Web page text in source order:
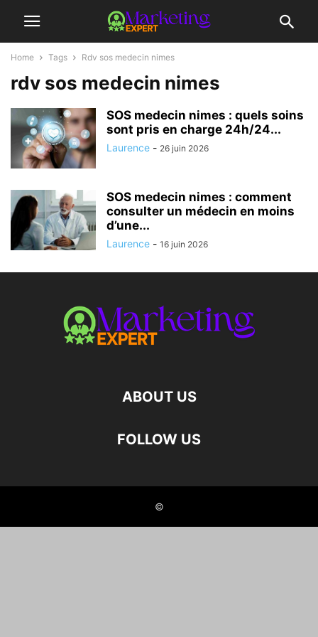
Home Tags Rdv sos medecin nimes
rdv sos medecin nimes
SOS medecin nimes : quels soins
sont pris en charge 24h/24...
Laurence - 26 juin 2026
SOS medecin nimes : comment
consulter un médecin en moins
d’une...
Laurence - 16 juin 2026
ABOUT US
FOLLOW US
©